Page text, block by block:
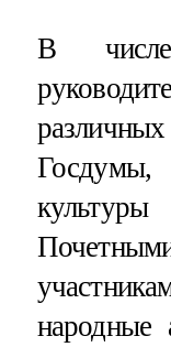
В
Госдумы,
народные